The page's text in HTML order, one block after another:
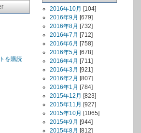
を購読
2016年10月 [104]
2016年9月 [679]
2016年8月 [732]
2016年7月 [712]
2016年6月 [758]
2016年5月 [678]
2016年4月 [711]
2016年3月 [921]
2016年2月 [807]
2016年1月 [784]
2015年12月 [823]
2015年11月 [927]
2015年10月 [1065]
2015年9月 [944]
2015年8月 [812]